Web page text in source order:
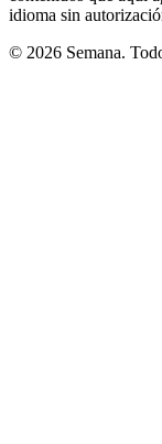
idioma sin
© 2026 Semana.